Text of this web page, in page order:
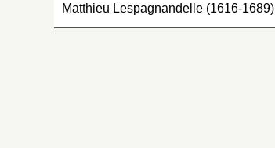
Matthieu Lespagnandelle (1616-1689)